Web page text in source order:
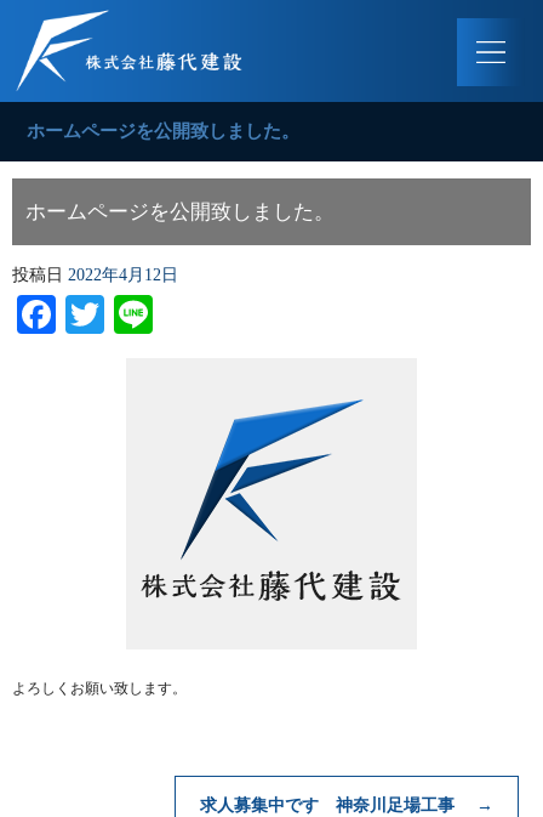
ホームページを公開致しました。
ホームページを公開致しました。
投稿日 2022年4月12日
Facebook
Twitter
よろしくお願い致します。
求人募集中です 神奈川足場工事 →